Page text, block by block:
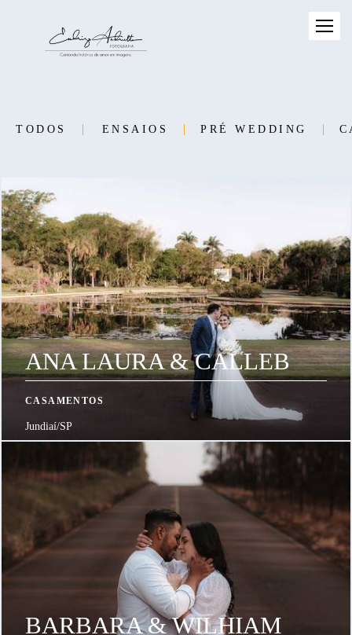
TODOS ENSAIOS PRÉ WEDDING
ANA LAURA & CALLEB
CASAMENTOS
Jundiaí/SP
BARBARA & WILHIAM